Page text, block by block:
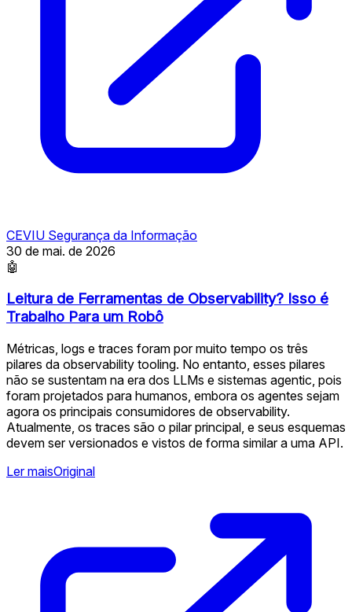
CEVIU Segurança da Informação
30 de mai. de 2026
🤖
Leitura de Ferramentas de Observability? Isso é
Trabalho Para um Robô
Métricas, logs e traces foram por muito tempo os três
pilares da observability tooling. No entanto, esses pilares
não se sustentam na era dos LLMs e sistemas agentic, pois
foram projetados para humanos, embora os agentes sejam
agora os principais consumidores de observability.
Atualmente, os traces são o pilar principal, e seus esquemas
devem ser versionados e vistos de forma similar a uma API.
Ler maisOriginal